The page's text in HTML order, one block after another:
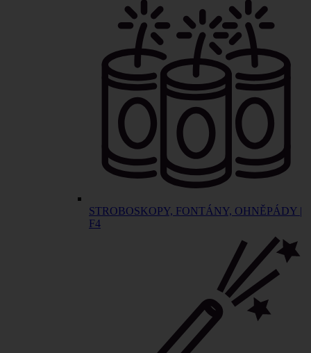
STROBOSKOPY, FONTÁNY, OHNĚPÁDY |
F4